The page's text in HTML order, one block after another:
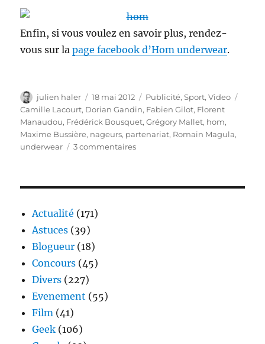
Enfin, si vous voulez en savoir plus, rendez-
vous sur lapage facebook d’Hom underwear.
Auteur
julien haler
Publié
le
18 mai 2012 Catégories
Publicité,Sport,Video
Camille Lacourt, Dorian Gandin, Fabien Gilot, Florent
Manaudou, Frédérick Bousquet,Grégory Mallet, hom,
Maxime Bussière, nageurs, partenariat, Romain Magula,
underwear
3 commentairessur
Actualité (171)
Astuces (39)
Blogueur (18)
Concours (45)
Divers (227)
Evenement (55)
Film (41)
Geek (106)